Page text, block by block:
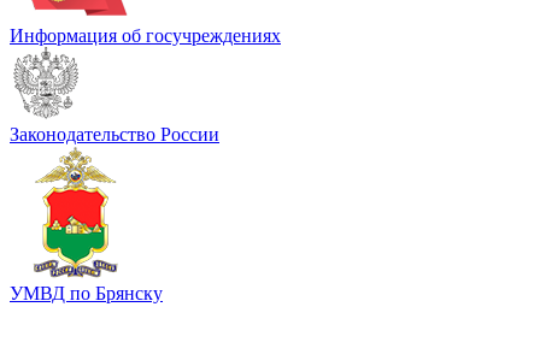
Информация об госучреждениях
Законодательство России
УМВД по Брянску